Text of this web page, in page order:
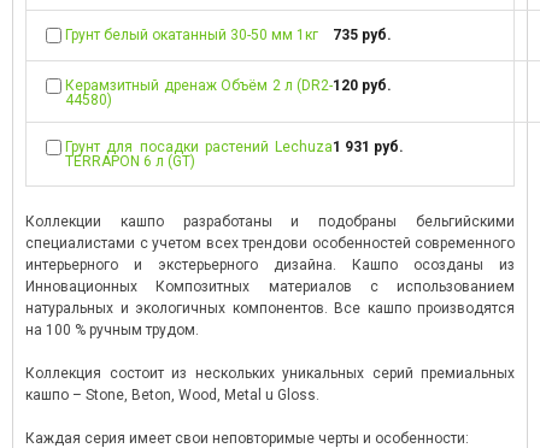
Грунт белый окатанный 30-50 мм 1кг 735 руб.
Керамзитный дренаж Объём 2 л (DR2-
44580)
120 руб.
Грунт для посадки растений Lechuza
TERRAPON 6 л (GT)
1 931 руб.
Коллекции кашпо разработаны и подобраны бельгийскими
специалистами с учетом всех трендови особенностей современного
интерьерного и экстерьерного дизайна. Кашпо осозданы из
Инновационных Композитных материалов с использованием
натуральных и экологичных компонентов. Все кашпо производятся
на 100 % ручным трудом.
Коллекция состоит из нескольких уникальных серий премиальных
кашпо – Stone, Beton, Wood, Metal u Gloss.
Каждая серия имеет свои неповторимые черты и особенности: